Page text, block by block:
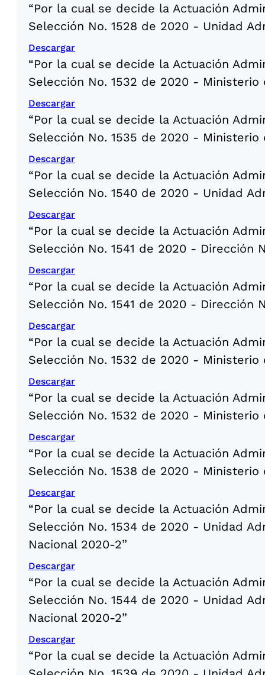
“Por la cual se decide la Actuación
Selección No. 1528 de 2020 - Unidad
Descargar
“Por la cual se decide la Actuación
Selección No. 1532 de 2020 -
Descargar
“Por la cual se decide la Actuación
Selección No. 1535 de 2020 -
Descargar
“Por la cual se decide la Actuación
Selección No. 1540 de 2020 - Unidad
Descargar
“Por la cual se decide la Actuación
Selección No. 1541 de 2020 -
Descargar
“Por la cual se decide la Actuación
Selección No. 1541 de 2020 -
Descargar
“Por la cual se decide la Actuación
Selección No. 1532 de 2020 -
Descargar
“Por la cual se decide la Actuación
Selección No. 1532 de 2020 -
Descargar
“Por la cual se decide la Actuación
Selección No. 1538 de 2020 -
Descargar
“Por la cual se decide la Actuación
Selección No. 1534 de 2020 - Unidad
Nacional 2020-2”
Descargar
“Por la cual se decide la Actuación
Selección No. 1544 de 2020 - Unidad
Nacional 2020-2”
Descargar
“Por la cual se decide la Actuación